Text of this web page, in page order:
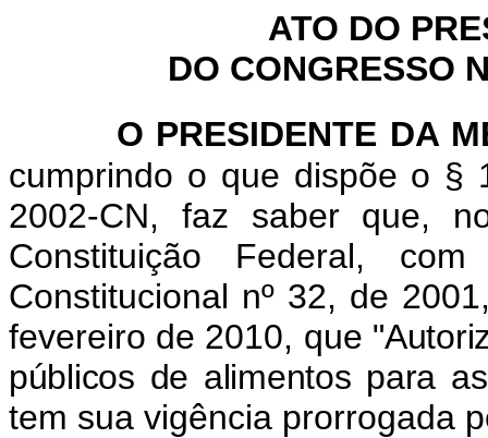
ATO DO
DO CONGRESSO
O PRESIDENTE DA
cumprindo o que dispõe o §
2002-CN, faz saber que,
Constituição Federal,
Constitucional nº 32, de
fevereiro de 2010, que "
públicos de alimentos para
tem sua vigência prorrogada